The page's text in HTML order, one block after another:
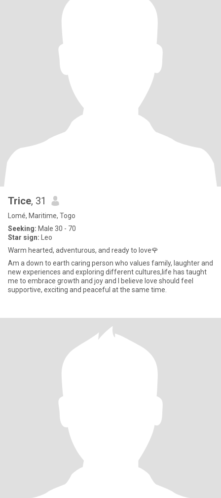
Trice, 31
Lomé, Maritime, Togo
Seeking: Male 30 - 70
Star sign: Leo
Warm hearted, adventurous, and ready to love🌹
Am a down to earth caring person who values family, laughter and
new experiences and exploring different cultures,life has taught
me to embrace growth and joy and I believe love should feel
supportive, exciting and peaceful at the same time.